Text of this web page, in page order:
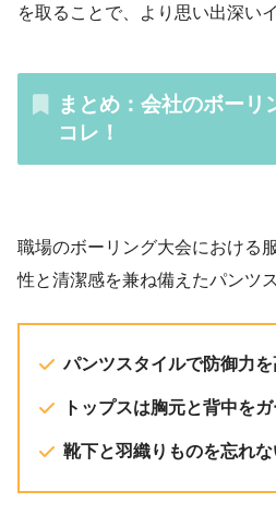
を取ることで、より思い出深い
まとめ：会社のボーリ
コレ！
職場のボーリング大会における
性と清潔感を兼ね備えたパンツ
パンツスタイルで防御力を
トップスは胸元と背中を
靴下と羽織りものを忘れな